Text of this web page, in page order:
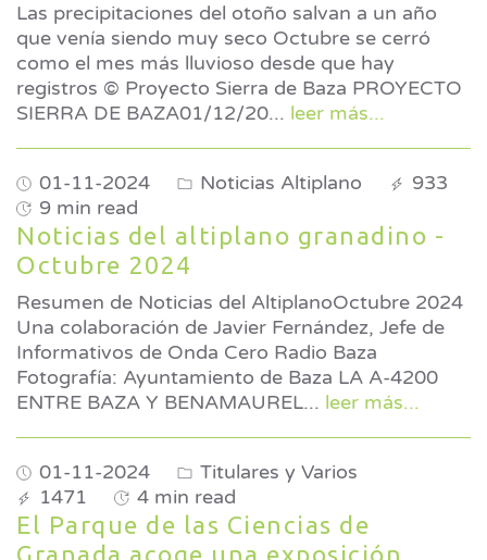
Las precipitaciones del otoño salvan a un año
que venía siendo muy seco Octubre se cerró
como el mes más lluvioso desde que hay
registros © Proyecto Sierra de Baza PROYECTO
SIERRA DE BAZA01/12/20... leer más...
01-11-2024 Noticias Altiplano
933
9 min read
Noticias del altiplano granadino -
Octubre 2024
Resumen de Noticias del AltiplanoOctubre 2024
Una colaboración de Javier Fernández, Jefe de
Informativos de Onda Cero Radio Baza
Fotografía: Ayuntamiento de Baza LA A-4200
ENTRE BAZA Y BENAMAUREL... leer más...
01-11-2024
Titulares y Varios
1471
4 min read
El Parque de las Ciencias de
Granada acoge una exposición